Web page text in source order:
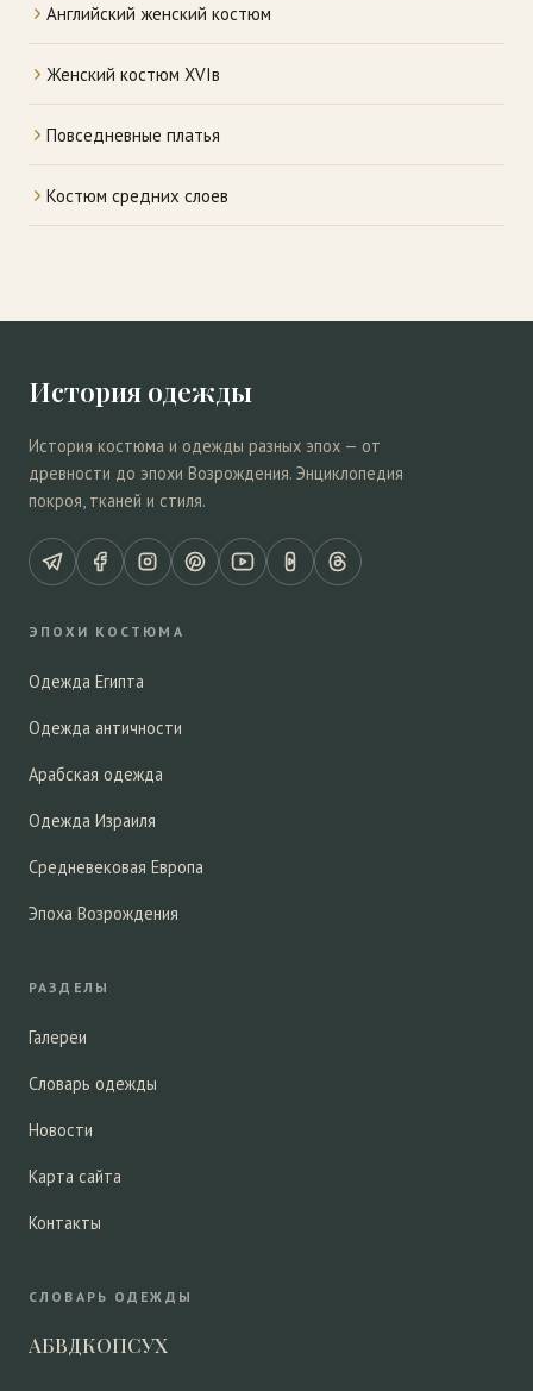
Английский женский костюм
Женский костюм XVIв
Повседневные платья
Костюм средних слоев
История одежды
История костюма и одежды разных эпох — от
древности до эпохи Возрождения. Энциклопедия
покроя, тканей и стиля.
ЭПОХИ КОСТЮМА
Одежда Египта
Одежда античности
Арабская одежда
Одежда Израиля
Средневековая Европа
Эпоха Возрождения
РАЗДЕЛЫ
Галереи
Словарь одежды
Новости
Карта сайта
Контакты
СЛОВАРЬ ОДЕЖДЫ
АБВДКОПСУХ